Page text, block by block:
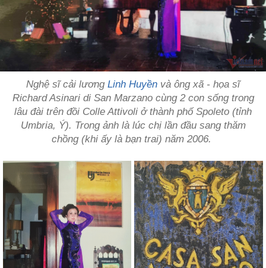
Nghệ sĩ cải lương Linh Huyền và ông xã - họa sĩ
Richard Asinari di San Marzano cùng 2 con sống trong
lâu đài trên đồi Colle Attivoli ở thành phố Spoleto (tỉnh
Umbria, Ý). Trong ảnh là lúc chị lần đầu sang thăm
chồng (khi ấy là bạn trai) năm 2006.